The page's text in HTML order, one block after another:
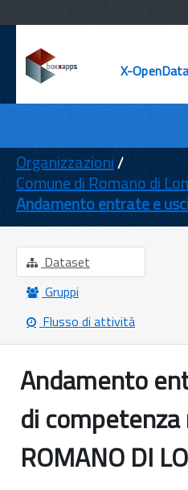
X-
ENTI
TEMI
INFORMAZIONI
Organizzazioni
Comune di Romano di
Andamento entrate e
Dataset
Gruppi
Flusso di attività
Andamento
di
ROMANO DI